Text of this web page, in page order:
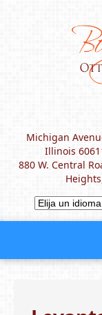
Michigan
Illinois
880 W. Central